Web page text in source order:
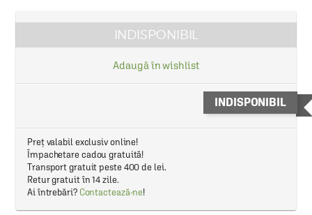
INDISPONIBIL
Adaugă în wishlist
INDISPONIBIL
Preț valabil exclusiv online!
Împachetare cadou gratuită!
Transport gratuit peste 400 de lei.
Retur gratuit în 14 zile.
Ai întrebări? Contactează-ne!